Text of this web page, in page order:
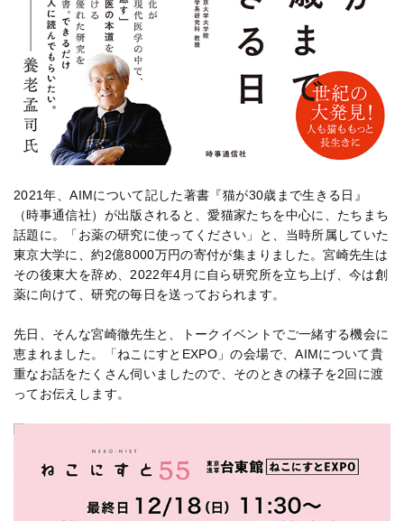
2021年、AIMについて記した著書『猫が30歳まで生きる日』
（時事通信社）が出版されると、愛猫家たちを中心に、たちまち
話題に。「お薬の研究に使ってください」と、当時所属していた
東京大学に、約2億8000万円の寄付が集まりました。宮崎先生は
その後東大を辞め、2022年4月に自ら研究所を立ち上げ、今は創
薬に向けて、研究の毎日を送っておられます。
先日、そんな宮崎徹先生と、トークイベントでご一緒する機会に
恵まれました。「ねこにすとEXPO」の会場で、AIMについて貴
重なお話をたくさん伺いましたので、そのときの様子を2回に渡
ってお伝えします。